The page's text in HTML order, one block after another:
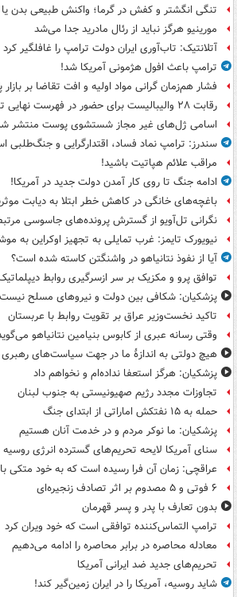
تنگی انگشتر و کفش در گرما؛ واکنش طبیعی بدن
مورینیو هرگز نباید از رئال مادرید جدا می‌شد
آتلانتیک: تاب‌آوری ایران دولت ترامپ را غافلگیر کرد
ترامپ باعث افول هژمونی آمریکا شد!
فشار هم‌زمان گرانی مواد اولیه و افت تقاضا بر بازار
رقابت ۲۸ والیبالیست برای حضور در فهرست نهایی تیم ملی
اسامی ژل‌های غیر مجاز شستشوی پوست منتشر
سندرز: ترامپ نماد فساد، اقتدارگرایی و جنگ‌طلبی
مراقب علائم هپاتیت باشید!
ادامه جنگ تا روی کار آمدن دولت جدید در آمریکا!
باغچه‌های خانگی در کاهش خطر ابتلا به دیابت
نگرانی تل‌آویو از گسترش پرونده‌های جاسوسی مرتبط
نیویورک تایمز: غرب تمایلی به تجهیز اوکراین به
آیا از نفوذ نتانیاهو در واشنگتن کاسته شده است؟
توافق پرو و مکزیک بر سر ازسرگیری روابط
پزشکیان: شکافی بین دولت و نیروهای مسلح نیست
تاکید نخست‌وزیر عراق بر تقویت روابط با عربستان
وقتی رسانه عبری از کابوس بنیامین نتانیاهو
هیچ دولتی به اندازۀ ما در جهت سیاست‌های
پزشکیان: هرگز استعفا نداده‌ام و نخواهم داد
تجاوزات مجدد رژیم صهیونیستی به جنوب لبنان
حمله به ۱۵ نفتکش‌ اماراتی از ابتدای جنگ
پزشکیان: ما نوکر مردم و در خدمت آنان هستیم
سنای آمریکا لایحه تحریم‌های گسترده انرژی
عراقچی: زمان آن فرا رسیده است که به خود متکی
۶ فوتی و ۵ مصدوم بر اثر تصادف زنجیره‌ای
بدون تعارف با پدر و پسر قهرمان
ترامپ التماس‌کننده توافقی است که خود ویران کرد
معادله محاصره در برابر محاصره را ادامه می‌دهیم
تحریم‌های جدید ضد ایرانی آمریکا
شاید روسیه، آمریکا را در ایران زمین‌گیر کند!